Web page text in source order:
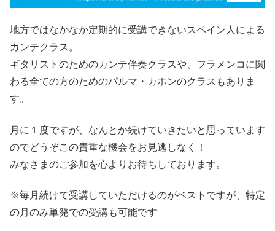
地方ではなかなか定期的に受講できないスペイン人による
カンテクラス。
ギタリストのためのカンテ伴奏クラスや、フラメンコに関
わる全ての方のためのパルマ・カホンのクラスもありま
す。
月に１度ですが、なんとか続けていきたいと思っています
のでどうぞこの貴重な機会をお見逃しなく！
みなさまのご参加を心よりお待ちしております。
※毎月続けて受講していただけるのがベストですが、特定
の月のみ単発での受講も可能です